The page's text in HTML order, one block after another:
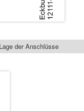
der Anschlüsse